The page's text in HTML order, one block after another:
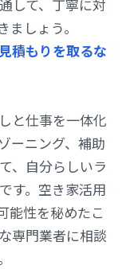
して、丁寧に対
しょう。
積もりを取るな
と仕事を一体化
ーニング、補助
、自分らしいラ
す。空き家活用
能性を秘めたこ
専門業者に相談